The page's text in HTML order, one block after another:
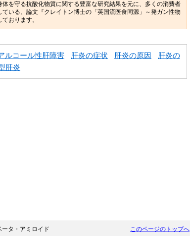
を守る抗酸化物質に関する豊富な研究結果を元に、多くの消費者
いる、論文『クレイトン博士の「英国流医食同源」～発ガン性物
おります。
ルコール性肝障害 肝炎の症状 肝炎の原因
肝炎の
肝炎
ータ・アミロイド このページのトップへ